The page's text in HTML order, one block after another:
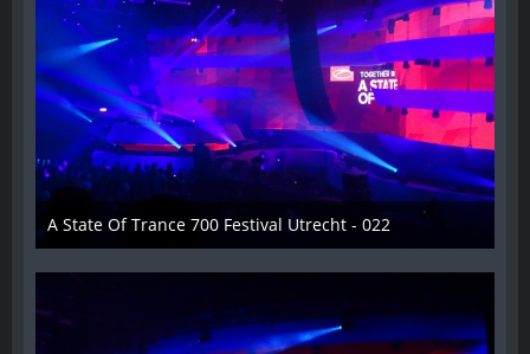
A State Of Trance 700 Festival Utrecht - 022
26. Februar 2015